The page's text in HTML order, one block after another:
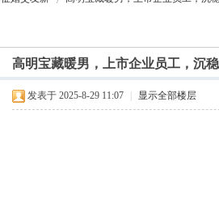
索
›
高明宝藏暖男，上市企业员工，沉
发表于 2025-8-29 11:07 显示全部楼层